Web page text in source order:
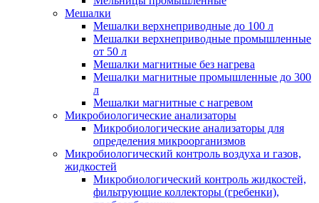
Мешалки
Мешалки верхнеприводные до 100 л
Мешалки верхнеприводные промышленные
от 50 л
Мешалки магнитные без нагрева
Мешалки магнитные промышленные до 300
л
Мешалки магнитные с нагревом
Микробиологические анализаторы
Микробиологические анализаторы для
определения микроорганизмов
Микробиологический контроль воздуха и газов,
жидкостей
Микробиологический контроль жидкостей,
фильтрующие коллекторы (гребенки),